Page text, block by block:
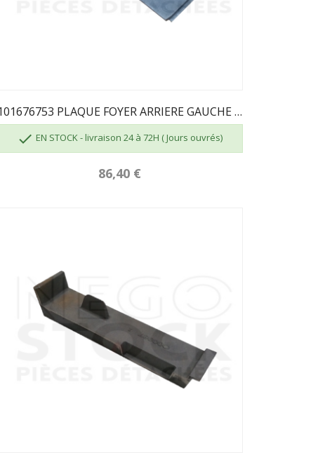
101676753 PLAQUE FOYER ARRIERE GAUCHE 6753
 EN STOCK - livraison 24 à 72H ( Jours ouvrés)
86,40 €